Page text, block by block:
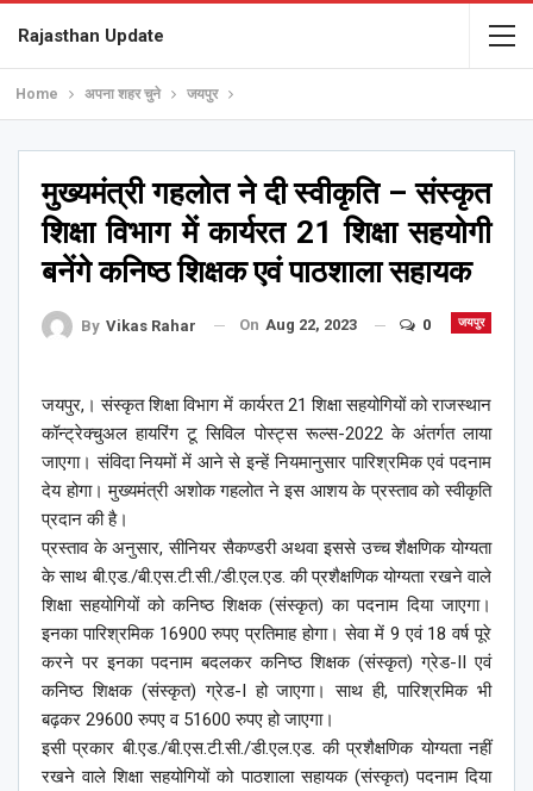
Rajasthan Update
Home अपना शहर चुने जयपुर
मुख्यमंत्री गहलोत ने दी स्वीकृति – संस्कृत
शिक्षा विभाग में कार्यरत 21 शिक्षा सहयोगी
बनेंगे कनिष्ठ शिक्षक एवं पाठशाला सहायक
जयपुर
By Vikas Rahar On Aug 22, 2023 0
जयपुर,। संस्कृत शिक्षा विभाग में कार्यरत 21 शिक्षा सहयोगियों को राजस्थान
कॉन्ट्रेक्चुअल हायरिंग टू सिविल पोस्ट्स रूल्स-2022 के अंतर्गत लाया
जाएगा। संविदा नियमों में आने से इन्हें नियमानुसार पारिश्रमिक एवं पदनाम
देय होगा। मुख्यमंत्री अशोक गहलोत ने इस आशय के प्रस्ताव को स्वीकृति
प्रदान की है।
प्रस्ताव के अनुसार, सीनियर सैकण्डरी अथवा इससे उच्च शैक्षणिक योग्यता
के साथ बी.एड./बी.एस.टी.सी./डी.एल.एड. की प्रशैक्षणिक योग्यता रखने वाले
शिक्षा सहयोगियों को कनिष्ठ शिक्षक (संस्कृत) का पदनाम दिया जाएगा।
इनका पारिश्रमिक 16900 रुपए प्रतिमाह होगा। सेवा में 9 एवं 18 वर्ष पूरे
करने पर इनका पदनाम बदलकर कनिष्ठ शिक्षक (संस्कृत) ग्रेड-II एवं
कनिष्ठ शिक्षक (संस्कृत) ग्रेड-I हो जाएगा। साथ ही, पारिश्रमिक भी
बढ़कर 29600 रुपए व 51600 रुपए हो जाएगा।
इसी प्रकार बी.एड./बी.एस.टी.सी./डी.एल.एड. की प्रशैक्षणिक योग्यता नहीं
रखने वाले शिक्षा सहयोगियों को पाठशाला सहायक (संस्कृत) पदनाम दिया